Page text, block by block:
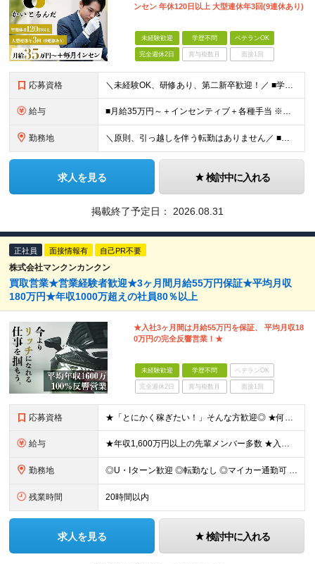
ンセン 年休120⽇以上 ⼤型連休年3回(9連休あり)
未経験歓迎 学歴不問 ベテランOK
完全週休2日 賞与複数月 面接1回
応募資格 ＼未経験OK、研修あり、第二新卒歓迎！／ ■学歴不問 アパレル・飲食・ホテル等での接客経験も即戦力として活かせます！ ＼当社は、下記のような⽅も歓迎しています／ ◎査定スキルを習得したい方 ◎接客経
給与 ■月給35万円～＋インセンティブ＋各種手当 ※固定残業代（月45時間分87,600円～）を含む。超過した場合は別途残業代を支給いたします ※経験・年齢などを考慮の上、決定します ※試用期間3ヶ月あり
勤務地 ＼原則、引っ越しを伴う転勤はありません／ ■阿佐ヶ谷 東京都杉並区阿佐ヶ谷南1-35-4 SIDEPLACE ASAGAYA ■成城学園前 東京都世田谷区成城2-35-11 ■練馬 東京都練馬区
求人を見る 検討中に入れる
掲載終了予定日： 2026.08.31
正社員 面接情報有 自己PR不要
株式会社マンクンカンクン
買取営業★営業経験者歓迎★3ヶ月間月給55万円保証★平均月収
180万円★年収1000万超えの社員80％以上
★入社3ヶ月間は月給55万円を保証、 平均月収18
0万円の完全反響営業！★
未経験歓迎 学歴不問 ベテランOK
完全週休2日 賞与複数月 面接1回
応募資格 ★「とにかく稼ぎたい！」そんな方歓迎◎ ★何かしらの営業・接客経験をお持ちの方は優遇！ ------------------------------- ■普通自動車免許をお持ちの方（AT限定可） ■学
給与 ★年収1,600万円以上の先輩メンバー多数 ★入社3ヶ月間は月給55万円保証＆平均月収180万円 ★入社1ヶ月目で月収200万円以上稼ぐメンバーも多数 ★社用車貸与／車両経費、ガソリン代、駐車場代全額
勤務地 ◎U・Iターン歓迎 ◎転勤なし ◎マイカー通勤可 ◎社用車貸与 ◎直行直帰可 ◎営業所以外の地域（全国）からの応募OK ■札幌営業所 北海道札幌市中央区南2条西7-1-5 ■仙台営業所 宮城県仙台
残業時間 20時間以内
求人を見る 検討中に入れる